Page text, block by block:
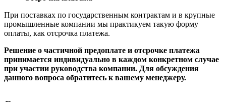
При поставках по государственным контрактам и в крупные
промышленные компании мы практикуем такую форму
оплаты, как отсрочка платежа.
Решение о частичной предоплате и отсрочке платежа
принимается индивидуально в каждом конкретном случае
при участии руководства компании. Для обсуждения
данного вопроса обратитесь к вашему менеджеру.